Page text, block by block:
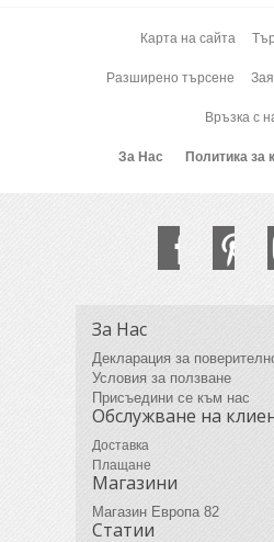
Карта на сайта
Разширено търсене
Връзка с
За Нас Политика за
За Нас
Декларация за
Условия за ползване
Присъедини се към нас
Обслужване на
Доставка
Плащане
Магазини
Магазин Европа 82
Статии